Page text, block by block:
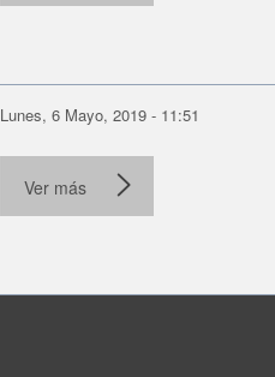
Lunes, 6 Mayo, 2019 - 11:51
Ver más